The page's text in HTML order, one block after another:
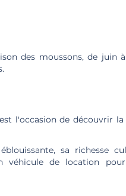
des moussons, de juin
l'occasion de découvrir
sa richesse
véhicule de location